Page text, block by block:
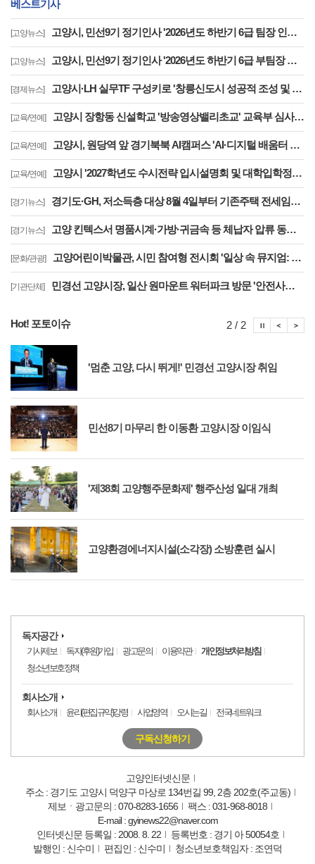
베스트기사
[고양뉴스] 고양시, 민선9기 정기인사 '2026년도 하반기 6급 팀장 인사발령 사항'
[고양뉴스] 고양시, 민선9기 정기인사 '2026년도 하반기 6급 부팀장 이하 인사발령 사항'
[경제뉴스] 고양시·LH 실무TF 구성키로 '창릉신도시 성공적 조성 및 자족기능 강화 협력'
[교육/연예] 고양시 장항동 신설학교 '방송영상밸리초교' 교육부 심사 통과··2030년 개교
[교육/연예] 고양시, 원당역 앞 경기북북 AI캠퍼스 'AI·디지털 배움터 체험존' 12월까지 운영
[교육/연예] 고양시 '2027학년도 수시전략 입시설명회 및 대학입학정보박람회' 8일 개최
[경기뉴스] 경기도·GH, 저소득층 대상 8월 4일부터 기존주택 전세임대 입주자 상시 모집
[경기뉴스] 고양 킨텍스서 명품시계·가방·귀금속 등 체납자 압류 동산 620점 공개 경매
[문화/관광] 고양어린이박물관, 시민 참여형 전시회 '일상 속 뮤지엄: 잠시, 마음' 8월 개최
[기관단체] 민경선 고양시장, 일산 원마운트 워터파크 방문 '안전사고 방지 대책 점검'
Hot! 포토이슈
'멈춘 고양, 다시 뛰게!' 민경선 고양시장 취임
민선8기 마무리 한 이동환 고양시장 이임식
'제38회 고양행주문화제' 행주산성 일대 개최
고양환경에너지시설(소각장) 소방훈련 실시
2 / 2 포
포토이
독자공간
기사제보 독자(후원)가입 광고문의 이용약관
개인정보처리방침
청소년보호정책
회사소개
회사소개 윤리(편집규약)강령 사업영역 오시는길 전국네트워크
구독신청하기
고양인터넷신문
주소 : 경기도 고양시 덕양구 마상로 134번길 99, 2층 202호(주교동)
제보ㆍ광고문의 : 070-8283-1656
팩스 : 031-968-8018
E-mail : gyinews22@naver.com
인터넷신문 등록일 : 2008. 8. 22
등록번호 : 경기 아 50054호
발행인 : 신수미
편집인 : 신수미 청소년보호책임자 : 조연덕